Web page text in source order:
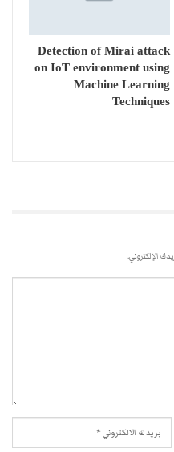
Detection of Mirai attack
on IoT environment using
Machine Learning
Techniques
الإلكتروني.